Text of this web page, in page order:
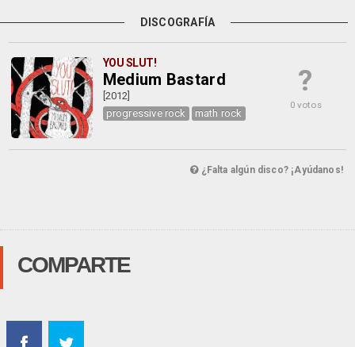
DISCOGRAFÍA
YOU SLUT!
Medium Bastard
[2012]
progressive rock
math rock
?
0 votos
¿Falta algún disco? ¡Ayúdanos!
COMPARTE